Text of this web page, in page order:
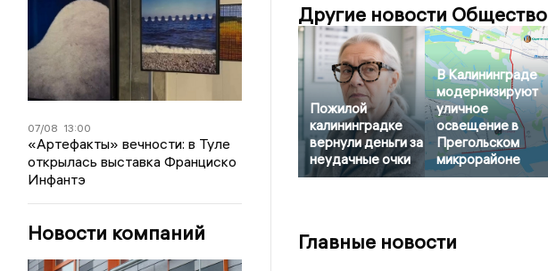
07/08 13:00
«Артефакты» вечности: в Туле
открылась выставка Франциско
Инфантэ
Новости компаний
Другие новости Общество
Пожилой
калининградке
вернули деньги за
неудачные очки
В Калининграде
модернизируют
уличное
освещение в
Прегольском
микрорайоне
Главные новости